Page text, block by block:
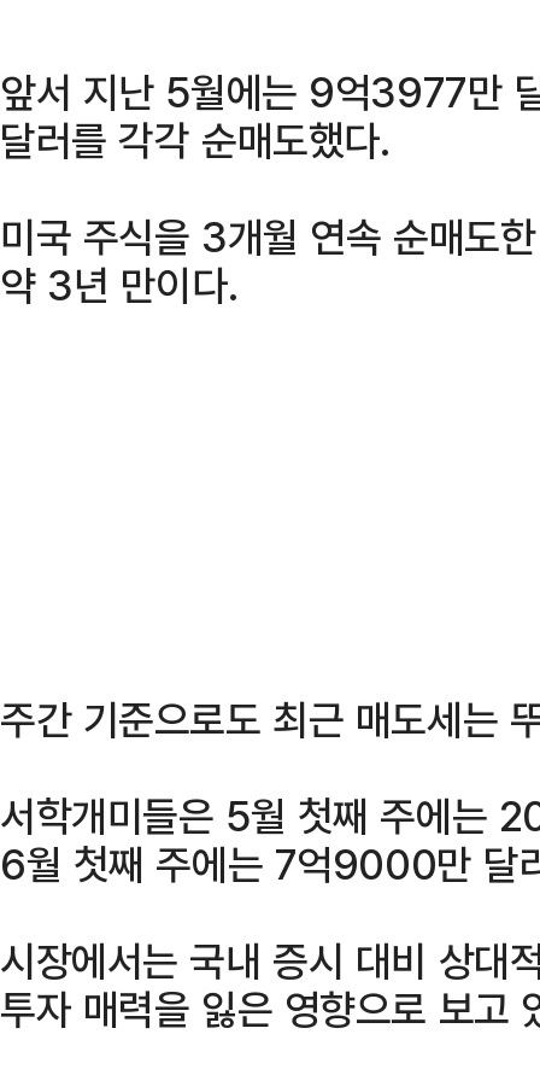
앞서 지난 5월에는 9억3977만
달러를 각각 순매도했다.
미국 주식을 3개월 연속 순매도
약 3년 만이다.
주간 기준으로도 최근 매도세는
서학개미들은 5월 첫째 주에는
6월 첫째 주에는 7억9000만 달
시장에서는 국내 증시 대비 상대
투자 매력을 잃은 영향으로 보고